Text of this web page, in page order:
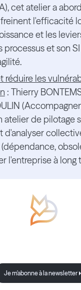
cet atelier a
l'efficacité
et les
processus et son
réduire les
: Thierry
atelier de pilotage
d'analyser
l'entreprise à long
Je
Je m'abonne à la newsletter